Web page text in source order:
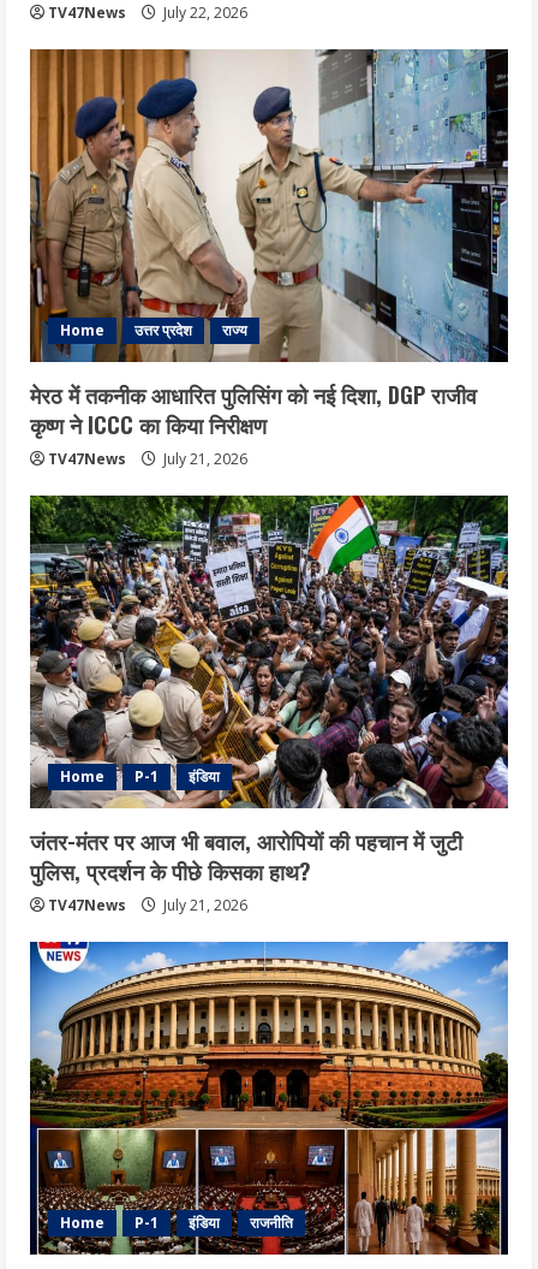
TV47News July 22, 2026
Home उत्तर प्रदेश राज्य
मेरठ में तकनीक आधारित पुलिसिंग को नई दिशा, DGP राजीव
कृष्ण ने ICCC का किया निरीक्षण
TV47News July 21, 2026
Home P-1 इंडिया
जंतर-मंतर पर आज भी बवाल, आरोपियों की पहचान में जुटी
पुलिस, प्रदर्शन के पीछे किसका हाथ?
TV47News July 21, 2026
Home P-1 इंडिया राजनीति